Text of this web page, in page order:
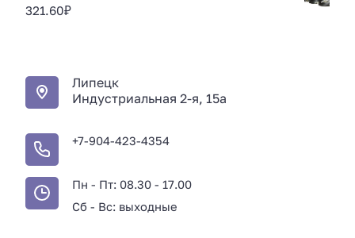
321.60₽
Липецк
Индустриальная 2-я, 15а
+7-904-423-4354
Пн - Пт: 08.30 - 17.00
Сб - Вс: выходные